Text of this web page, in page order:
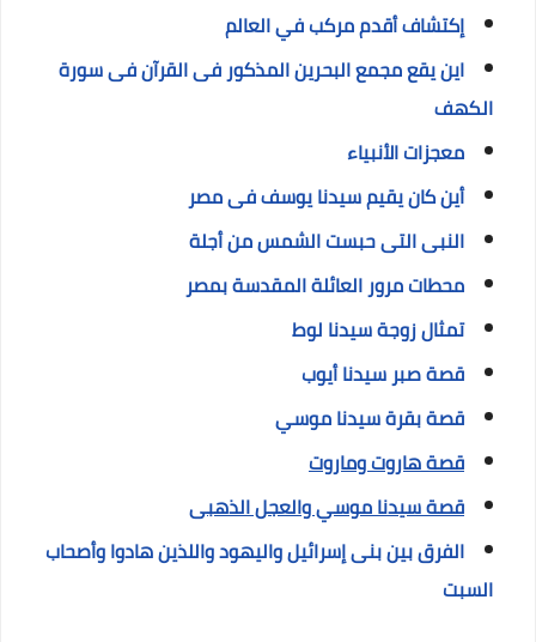
إكتشاف أقدم مركب في العالم
اين يقع مجمع البحرين المذكور فى القرآن فى سورة
الكهف
معجزات الأنبياء
أين كان يقيم سيدنا يوسف فى مصر
النبى التى حبست الشمس من أجلة
محطات مرور العائلة المقدسة بمصر
تمثال زوجة سيدنا لوط
قصة صبر سيدنا أيوب
قصة بقرة سيدنا موسي
قصة هاروت وماروت
قصة سيدنا موسي والعجل الذهبى
الفرق بين بنى إسرائيل واليهود واللذين هادوا وأصحاب
السبت